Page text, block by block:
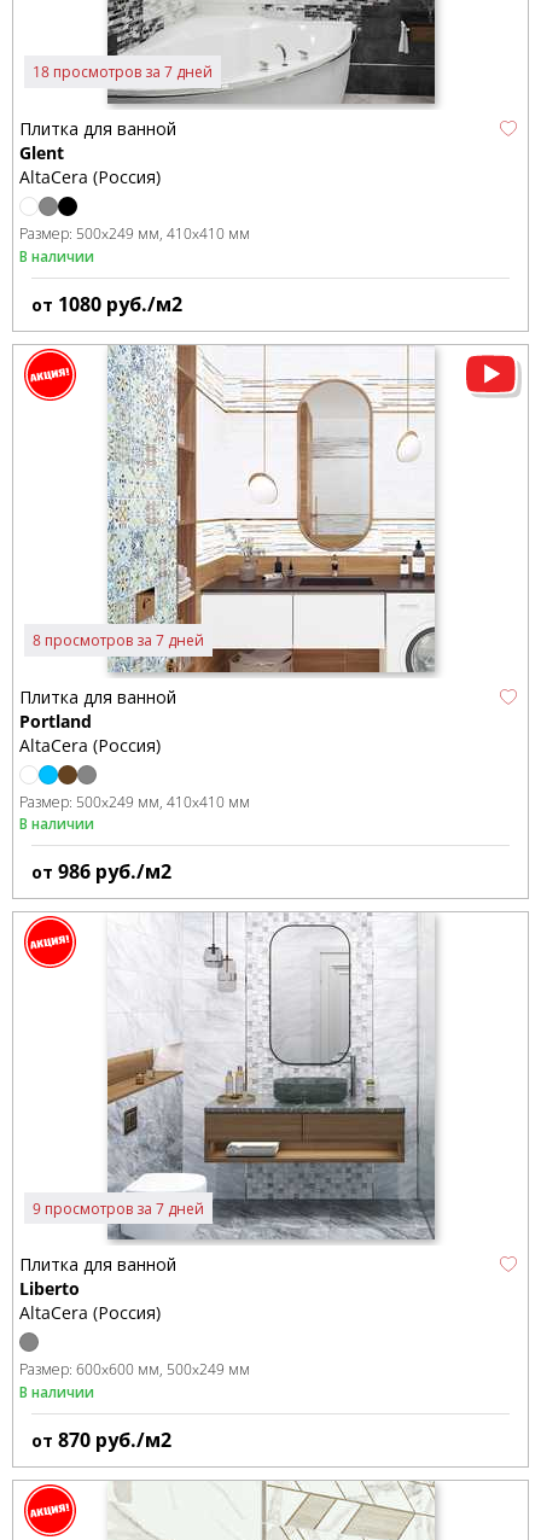
18 просмотров за 7 дней
Плитка для ванной
Glent
AltaCera (Россия)
Размер: 500x249 мм 410x410 мм
В наличии
от 1080 руб./м2
8 просмотров за 7 дней
Плитка для ванной
Portland
AltaCera (Россия)
Размер: 500x249 мм 410x410 мм
В наличии
от 986 руб./м2
9 просмотров за 7 дней
Плитка для ванной
Liberto
AltaCera (Россия)
Размер: 600x600 мм 500x249 мм
В наличии
от 870 руб./м2